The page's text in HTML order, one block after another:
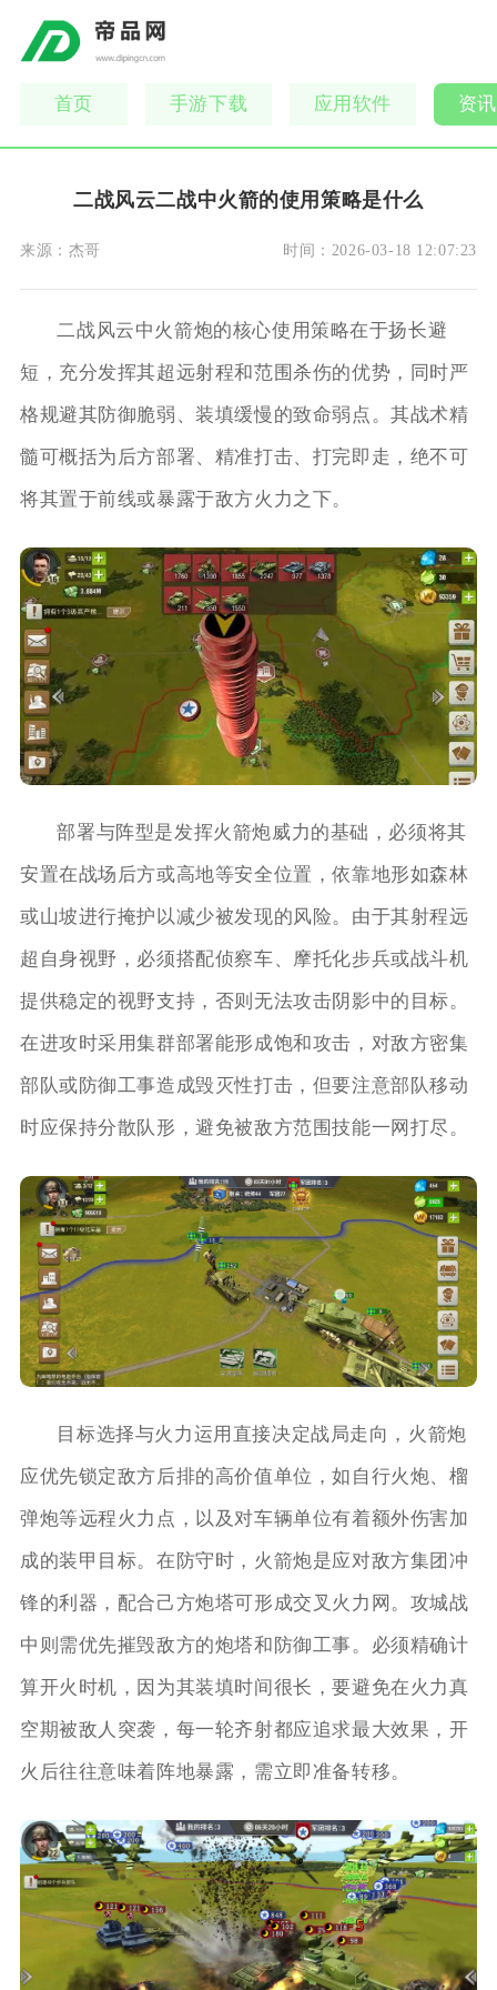
首页 手游下载 应用软件 资
二战风云二战中火箭的使用策略是什么
来源： 杰哥 时间： 2026-03-18 12:07:23
二战风云中火箭炮的核心使用策略在于扬长避
短，充分发挥其超远射程和范围杀伤的优势，同时严
格规避其防御脆弱、装填缓慢的致命弱点。其战术精
髓可概括为后方部署、精准打击、打完即走，绝不可
将其置于前线或暴露于敌方火力之下。
部署与阵型是发挥火箭炮威力的基础，必须将其
安置在战场后方或高地等安全位置，依靠地形如森林
或山坡进行掩护以减少被发现的风险。由于其射程远
超自身视野，必须搭配侦察车、摩托化步兵或战斗机
提供稳定的视野支持，否则无法攻击阴影中的目标。
在进攻时采用集群部署能形成饱和攻击，对敌方密集
部队或防御工事造成毁灭性打击，但要注意部队移动
时应保持分散队形，避免被敌方范围技能一网打尽。
目标选择与火力运用直接决定战局走向，火箭炮
应优先锁定敌方后排的高价值单位，如自行火炮、榴
弹炮等远程火力点，以及对车辆单位有着额外伤害加
成的装甲目标。在防守时，火箭炮是应对敌方集团冲
锋的利器，配合己方炮塔可形成交叉火力网。攻城战
中则需优先摧毁敌方的炮塔和防御工事。必须精确计
算开火时机，因为其装填时间很长，要避免在火力真
空期被敌人突袭，每一轮齐射都应追求最大效果，开
火后往往意味着阵地暴露，需立即准备转移。